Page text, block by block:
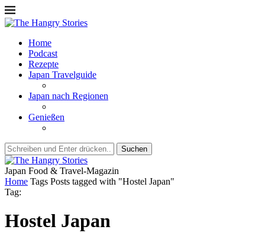
Home
Podcast
Rezepte
Japan Travelguide
Japan nach Regionen
Genießen
Suchen
Japan Food & Travel-Magazin
Home Tags Posts tagged with "Hostel Japan"
Tag:
Hostel Japan